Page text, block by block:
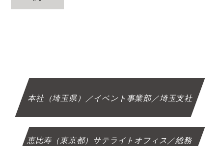
本社（埼玉県）／イベント事業部／埼玉支社
恵比寿（東京都）サテライトオフィス／総務